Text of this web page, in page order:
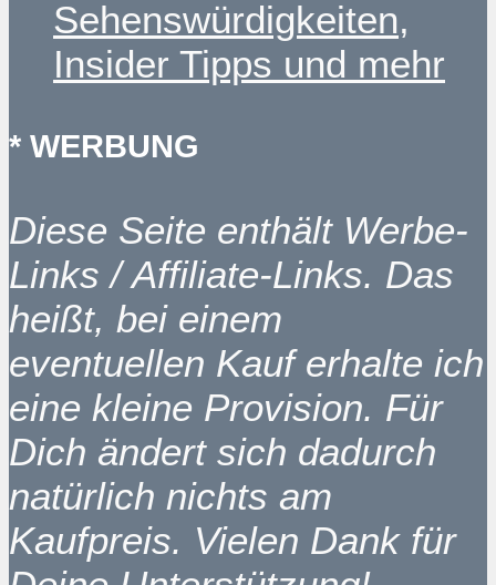
Sehenswürdigkeiten,
Insider Tipps und mehr
* WERBUNG
Diese Seite enthält Werbe-
Links / Affiliate-Links. Das
heißt, bei einem
eventuellen Kauf erhalte ich
eine kleine Provision. Für
Dich ändert sich dadurch
natürlich nichts am
Kaufpreis. Vielen Dank für